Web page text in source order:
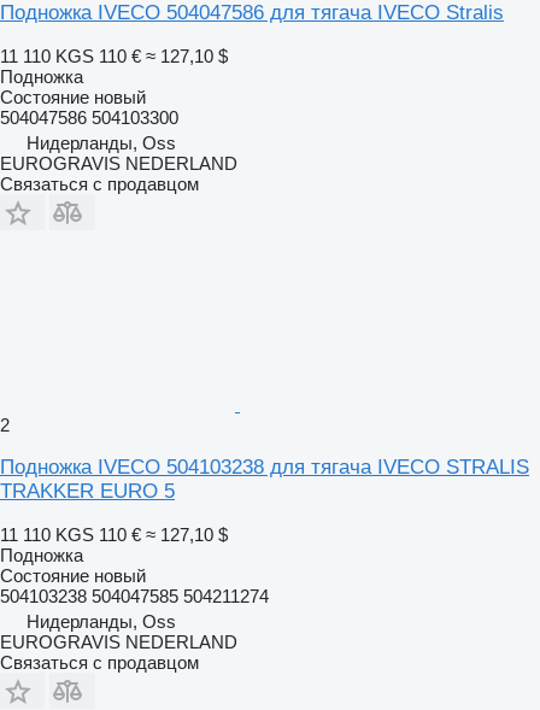
Подножка IVECO 504047586 для тягача IVECO Stralis
11 110 KGS 110 € ≈ 127,10 $
Подножка
Состояние новый
504047586 504103300
Нидерланды, Oss
EUROGRAVIS NEDERLAND
Связаться с продавцом
2
Подножка IVECO 504103238 для тягача IVECO STRALIS
TRAKKER EURO 5
11 110 KGS 110 € ≈ 127,10 $
Подножка
Состояние новый
504103238 504047585 504211274
Нидерланды, Oss
EUROGRAVIS NEDERLAND
Связаться с продавцом